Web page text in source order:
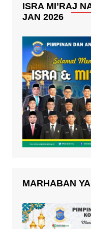
ISRA MI’RAJ
JAN 2026
MARHABAN